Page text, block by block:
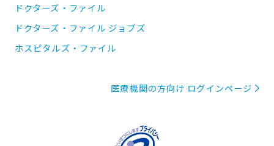
ドクターズ・ファイル
ドクターズ・ファイル ジョブズ
ホスピタルズ・ファイル
医療機関の方向け ログインページ